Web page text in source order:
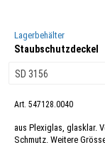
Lagerbehälter
Staubschutzdeckel
Art. 547128.0040
aus Plexiglas, glasklar.
Schmutz. Weitere